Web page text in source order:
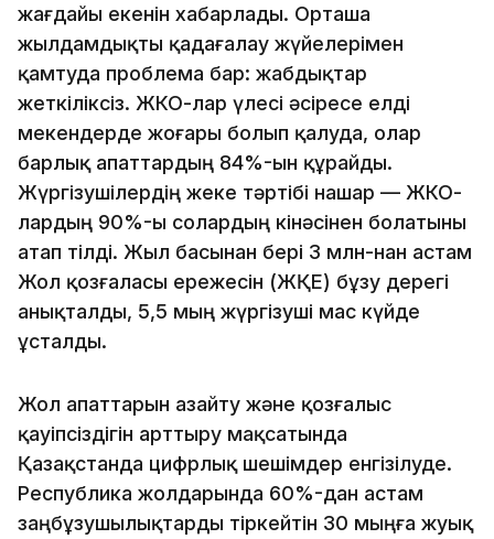
жағдайы екенін хабарлады. Орташа
жылдамдықты қадағалау жүйелерімен
қамтуда проблема бар: жабдықтар
жеткіліксіз. ЖКО-лар үлесі әсіресе елді
мекендерде жоғары болып қалуда, олар
барлық апаттардың 84%-ын құрайды.
Жүргізушілердің жеке тәртібі нашар — ЖКО-
лардың 90%-ы солардың кінәсінен болатыны
атап өтілді. Жыл басынан бері 3 млн-нан астам
Жол қозғаласы ережесін (ЖҚЕ) бұзу дерегі
анықталды, 5,5 мың жүргізуші мас күйде
ұсталды.
Жол апаттарын азайту және қозғалыс
қауіпсіздігін арттыру мақсатында
Қазақстанда цифрлық шешімдер енгізілуде.
Республика жолдарында 60%-дан астам
заңбұзушылықтарды тіркейтін 30 мыңға жуық